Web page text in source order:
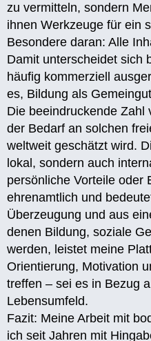
zu vermitteln, sondern
ihnen Werkzeuge für ein
Besondere daran: Alle
Damit unterscheidet sich
häufig kommerziell
es, Bildung als
Die beeindruckende Zahl
der Bedarf an solchen
weltweit geschätzt wird.
lokal, sondern auch
persönliche Vorteile oder
ehrenamtlich und
Überzeugung und aus
denen Bildung, soziale
werden, leistet meine
Orientierung, Motivation
treffen – sei es in Bezug
Lebensumfeld.
Fazit: Meine Arbeit mit
ich seit Jahren mit